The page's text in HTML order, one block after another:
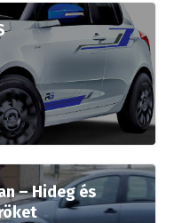
– Hideg és